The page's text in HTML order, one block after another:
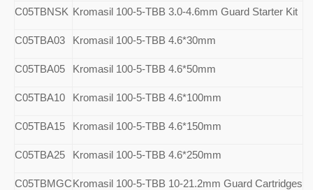
C05TBNSK Kromasil 100-5-TBB 3.0-4.6mm Guard Starter Kit
C05TBA03 Kromasil 100-5-TBB 4.6*30mm
C05TBA05 Kromasil 100-5-TBB 4.6*50mm
C05TBA10 Kromasil 100-5-TBB 4.6*100mm
C05TBA15 Kromasil 100-5-TBB 4.6*150mm
C05TBA25 Kromasil 100-5-TBB 4.6*250mm
C05TBMGCKromasil 100-5-TBB 10-21.2mm Guard Cartridges